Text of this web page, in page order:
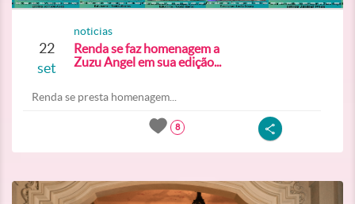
22
set
noticias
Renda se faz homenagem a
Zuzu Angel em sua edição...
Renda se presta homenagem...
8